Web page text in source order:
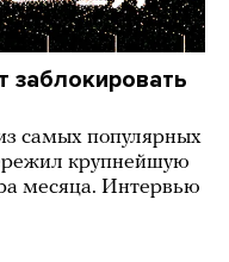
заблокировать
самых популярных
крупнейшую
месяца. Интервью